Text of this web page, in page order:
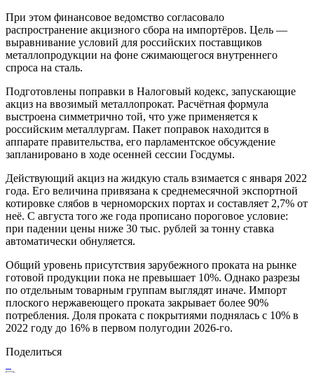
При этом финансовое ведомство согласовало
распространение акцизного сбора на импортёров. Цель —
выравнивание условий для российских поставщиков
металлопродукции на фоне сжимающегося внутреннего
спроса на сталь.
Подготовлены поправки в Налоговый кодекс, запускающие
акциз на ввозимый металлопрокат. Расчётная формула
выстроена симметрично той, что уже применяется к
российским металлургам. Пакет поправок находится в
аппарате правительства, его парламентское обсуждение
запланировано в ходе осенней сессии Госдумы.
Действующий акциз на жидкую сталь взимается с января 2022
года. Его величина привязана к среднемесячной экспортной
котировке слябов в черноморских портах и составляет 2,7% от
неё. С августа того же года прописано пороговое условие:
при падении цены ниже 30 тыс. рублей за тонну ставка
автоматически обнуляется.
Общий уровень присутствия зарубежного проката на рынке
готовой продукции пока не превышает 10%. Однако разрезы
по отдельным товарным группам выглядят иначе. Импорт
плоского нержавеющего проката закрывает более 90%
потребления. Доля проката с покрытиями поднялась с 10% в
2022 году до 16% в первом полугодии 2026-го.
Поделиться